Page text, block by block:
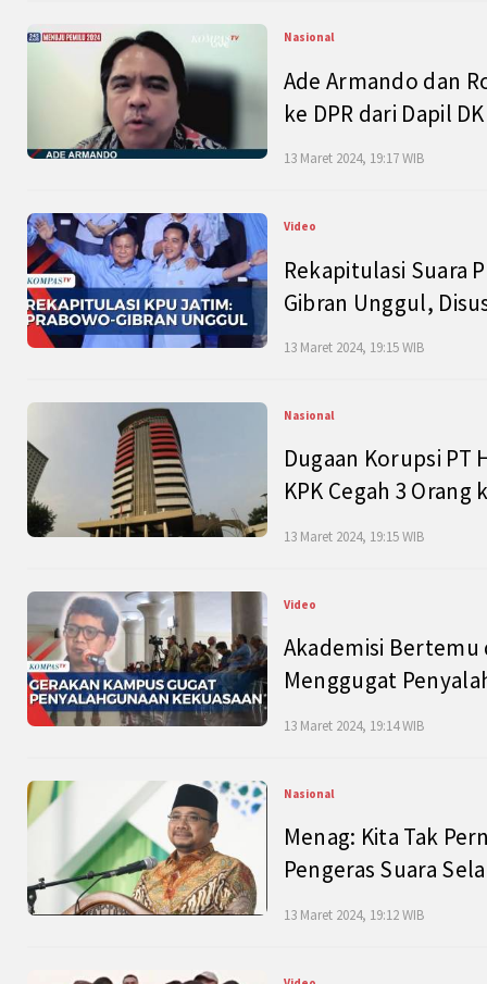
Nasional
Ade Armando dan
ke DPR dari Dapil
13 Maret 2024, 19:17 WIB
Video
Rekapitulasi Suara
Gibran Unggul,
13 Maret 2024, 19:15 WIB
Nasional
Dugaan Korupsi PT
KPK Cegah 3 Orang
13 Maret 2024, 19:15 WIB
Video
Akademisi Bertemu
Menggugat
13 Maret 2024, 19:14 WIB
Nasional
Menag: Kita Tak
Pengeras Suara
13 Maret 2024, 19:12 WIB